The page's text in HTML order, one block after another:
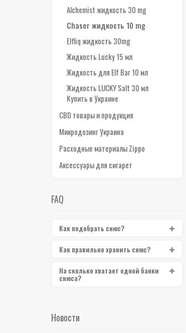
Alchemist жидкость 30 mg
Chaser жидкость 10 mg
Elfliq жидкость 30mg
Жидкость Lucky 15 мл
Жидкость для Elf Bar 10 мл
Жидкость LUCKY Salt 30 мл
Купить в Украине
CBD товары и продукция
Микродозинг Украина
Расходные материалы Zippo
Аксессуары для сигарет
FAQ
Как подобрать снюс?
Как правильно хранить снюс?
На сколько хватает одной банки
снюса?
Новости